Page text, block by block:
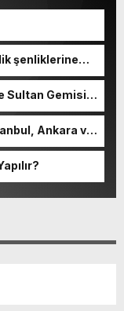
şenliklerine
Sultan Gemisi
Ankara ve